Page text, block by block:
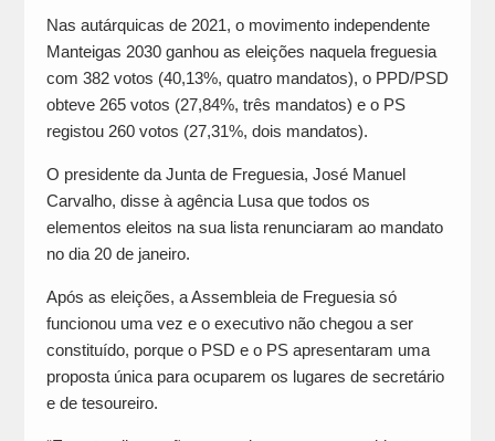
Nas autárquicas de 2021, o movimento independente
Manteigas 2030 ganhou as eleições naquela freguesia
com 382 votos (40,13%, quatro mandatos), o PPD/PSD
obteve 265 votos (27,84%, três mandatos) e o PS
registou 260 votos (27,31%, dois mandatos).
O presidente da Junta de Freguesia, José Manuel
Carvalho, disse à agência Lusa que todos os
elementos eleitos na sua lista renunciaram ao mandato
no dia 20 de janeiro.
Após as eleições, a Assembleia de Freguesia só
funcionou uma vez e o executivo não chegou a ser
constituído, porque o PSD e o PS apresentaram uma
proposta única para ocuparem os lugares de secretário
e de tesoureiro.